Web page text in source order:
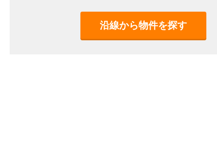
沿線から物件を探す